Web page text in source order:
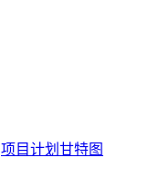
项目计划甘特图